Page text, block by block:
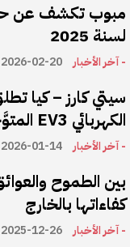
مبوب تكشف عن
لسنة 2025
- آخر الأخبار 2026-02-20
سيتي كارز – كيا
الكهربائي EV3 المتوَّجة بلقب سيارة العام عالميًا
- آخر الأخبار 2026-01-14
بين الطموح
كفاءاتها بالخارج
- آخر الأخبار 2025-12-26